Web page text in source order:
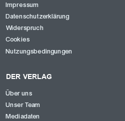
Impressum
Datenschutzerklärung
Widerspruch
Cookies
Nutzungsbedingungen
DER VERLAG
Über uns
Unser Team
Mediadaten